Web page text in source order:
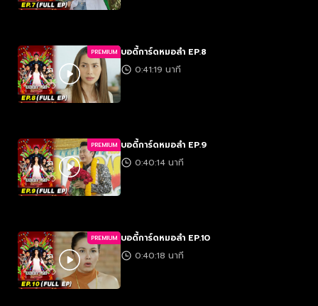
PREMIUM บอดี้การ์ดหมอลำ EP.8
0:41:19 นาที
PREMIUM บอดี้การ์ดหมอลำ EP.9
0:40:14 นาที
PREMIUM บอดี้การ์ดหมอลำ EP.10
0:40:18 นาที